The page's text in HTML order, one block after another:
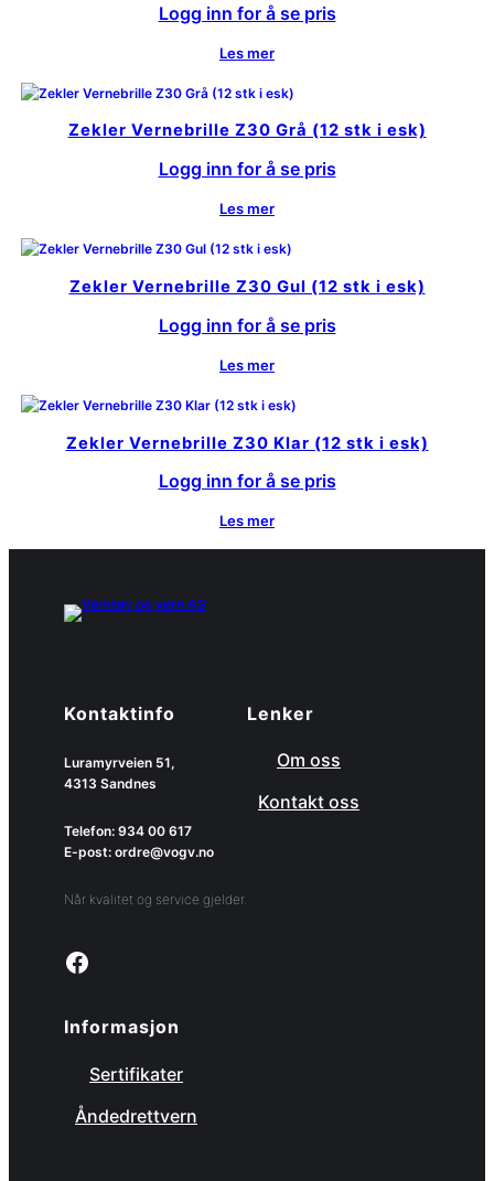
Logg inn for å se pris
Les mer
Zekler Vernebrille Z30 Grå (12 stk i esk)
Logg inn for å se pris
Les mer
Zekler Vernebrille Z30 Gul (12 stk i esk)
Logg inn for å se pris
Les mer
Zekler Vernebrille Z30 Klar (12 stk i esk)
Logg inn for å se pris
Les mer
Kontaktinfo
Luramyrveien 51,
4313 Sandnes
Telefon: 934 00 617
E-post: ordre@vogv.no
Når kvalitet og service gjelder.
Link to facebook page
Lenker
Om oss
Kontakt oss
Informasjon
Sertifikater
Åndedrettvern